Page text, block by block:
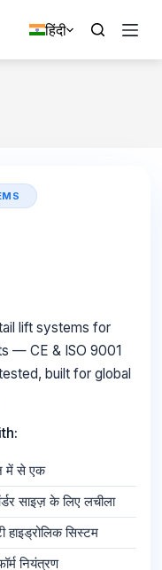
हिंदी
lift systems for
— CE & ISO 9001
built for global
में से एक
साइज़ के लिए लचीला
हाइड्रोलिक सिस्टम
नियंत्रण